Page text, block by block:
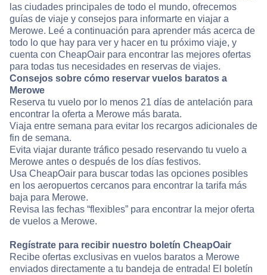
las ciudades principales de todo el mundo, ofrecemos
guías de viaje y consejos para informarte en viajar a
Merowe. Leé a continuación para aprender más acerca de
todo lo que hay para ver y hacer en tu próximo viaje, y
cuenta con CheapOair para encontrar las mejores ofertas
para todas tus necesidades en reservas de viajes.
Consejos sobre cómo reservar vuelos baratos a
Merowe
Reserva tu vuelo por lo menos 21 días de antelación para
encontrar la oferta a Merowe más barata.
Viaja entre semana para evitar los recargos adicionales de
fin de semana.
Evita viajar durante tráfico pesado reservando tu vuelo a
Merowe antes o después de los días festivos.
Usa CheapOair para buscar todas las opciones posibles
en los aeropuertos cercanos para encontrar la tarifa más
baja para Merowe.
Revisa las fechas “flexibles” para encontrar la mejor oferta
de vuelos a Merowe.
Regístrate para recibir nuestro boletín CheapOair
Recibe ofertas exclusivas en vuelos baratos a Merowe
enviados directamente a tu bandeja de entrada! El boletín